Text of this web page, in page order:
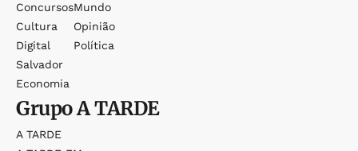
Concursos
Cultura
Digital
Salvador
Economia
Mundo
Opinião
Política
GrupoA TARDE
A TARDE